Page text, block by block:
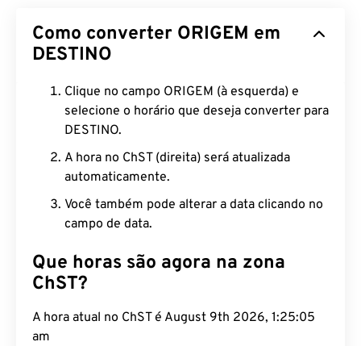
Como converter ORIGEM em
DESTINO
Clique no campo ORIGEM (à esquerda) e
selecione o horário que deseja converter para
DESTINO.
A hora no ChST (direita) será atualizada
automaticamente.
Você também pode alterar a data clicando no
campo de data.
Que horas são agora na zona
ChST?
A hora atual no ChST é August 9th 2026, 1:25:06
am